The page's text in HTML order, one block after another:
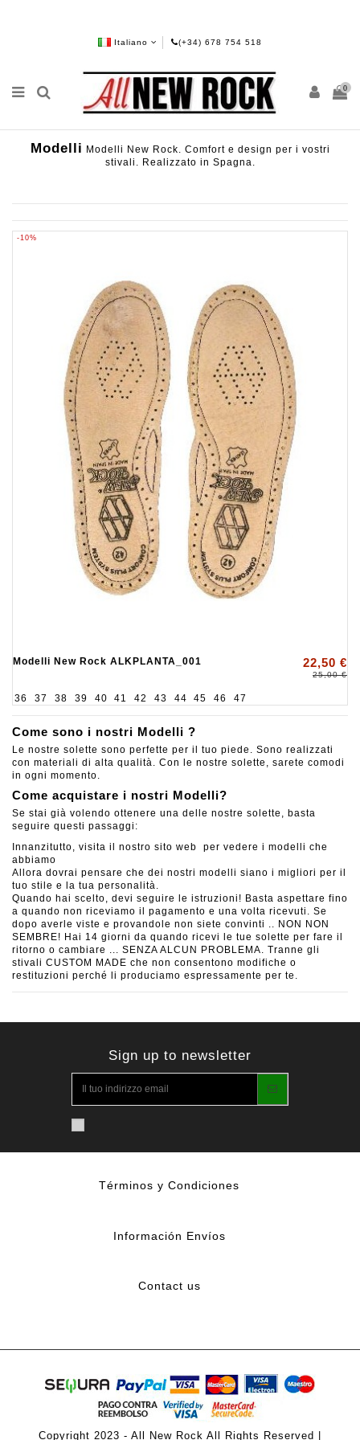
Italiano (+34) 678 754 518
0
Modelli Modelli New Rock. Comfort e design per i vostri
stivali. Realizzato in Spagna.
-10%
Modelli New Rock ALKPLANTA_001 22,50 €
25,00 €
36 37 38 39 40 41 42 43 44 45 46 47
Come sono i nostri Modelli ?
Le nostre solette sono perfette per il tuo piede. Sono realizzati
con materiali di alta qualità. Con le nostre solette, sarete comodi
in ogni momento.
Come acquistare i nostri Modelli?
Se stai già volendo ottenere una delle nostre solette, basta
seguire questi passaggi:
Innanzitutto, visita il nostro sito web per vedere i modelli che
abbiamo
Allora dovrai pensare che dei nostri modelli siano i migliori per il
tuo stile e la tua personalità.
Quando hai scelto, devi seguire le istruzioni! Basta aspettare fino
a quando non riceviamo il pagamento e una volta ricevuti. Se
dopo averle viste e provandole non siete convinti .. NON NON
SEMBRE! Hai 14 giorni da quando ricevi le tue solette per fare il
ritorno o cambiare ... SENZA ALCUN PROBLEMA. Tranne gli
stivali CUSTOM MADE che non consentono modifiche o
restituzioni perché li produciamo espressamente per te.
Sign up to newsletter
Términos y Condiciones
Información Envíos
Contact us
Copyright 2023 - All New Rock All Rights Reserved |